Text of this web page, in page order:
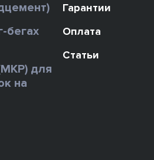
бегах
для
на
Гарантии
Оплата
Статьи